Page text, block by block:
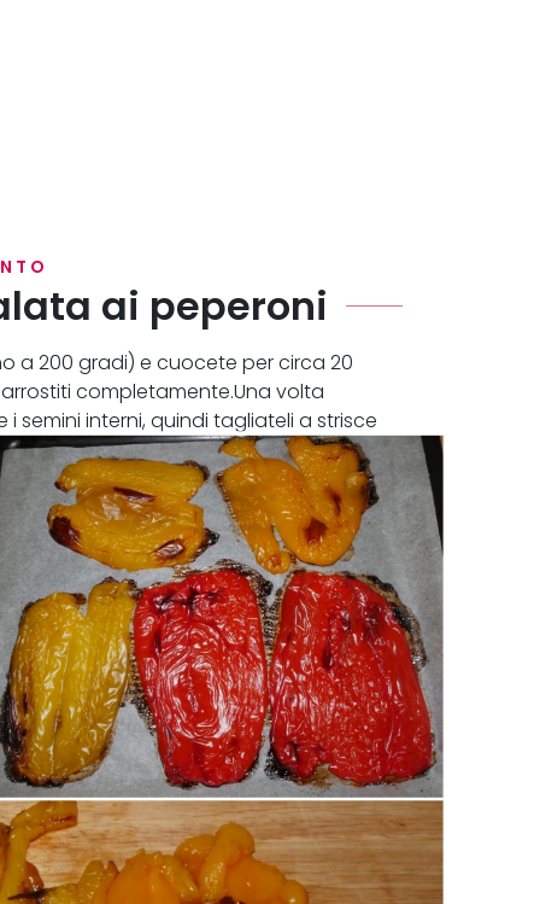
ai peperoni
a 200 gradi) e cuocete per circa 20
completamente.Una volta
semini interni, quindi tagliateli a strisce